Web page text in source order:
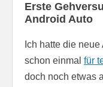
Erste
Android Auto
Ich hatte die
schon einmal für
doch noch etwas